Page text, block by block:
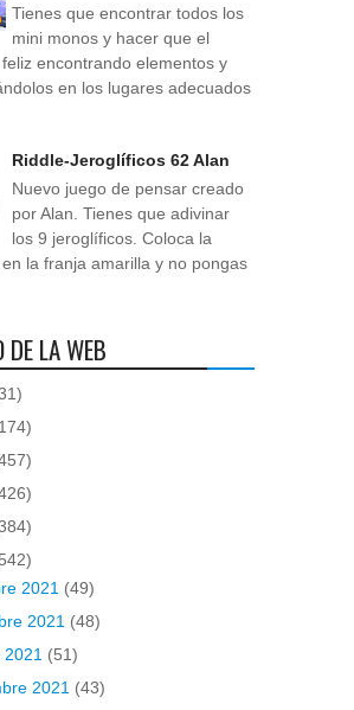
Tienes que encontrar todos los
mini monos y hacer que el
encontrando elementos y
en los lugares adecuados
Riddle-Jeroglíficos 62 Alan
Nuevo juego de pensar creado
por Alan. Tienes que adivinar
los 9 jeroglíficos. Coloca la
la franja amarilla y no pongas
DE LA WEB
2021 (49)
2021 (48)
(51)
2021 (43)